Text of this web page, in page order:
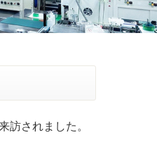
されました。